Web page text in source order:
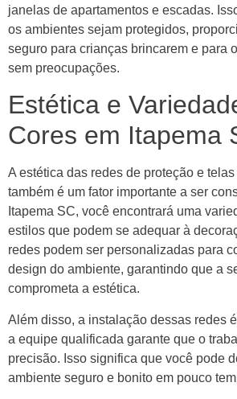
janelas de apartamentos e escadas.
os ambientes sejam protegidos,
seguro para crianças brincarem e para
sem preocupações.
Estética e
Cores em Itapema
A estética das redes de proteção e
também é um fator importante a ser
Itapema SC, você encontrará uma
estilos que podem se adequar à
redes podem ser personalizadas para
design do ambiente, garantindo que a
comprometa a estética.
Além disso, a instalação dessas redes
a equipe qualificada garante que o
precisão. Isso significa que você pode
ambiente seguro e bonito em pouco